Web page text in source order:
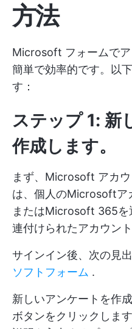
方法
Microsoft フォームで
簡単で効率的です。以
す：
ステップ 1: 新
作成します。
まず、Microsoft アカ
は、個人のMicrosoftア
またはMicrosoft 365を
連付けられたアカウン
サインイン後、次の見
ソフトフォーム .
新しいアンケートを作
ボタンをクリックしま